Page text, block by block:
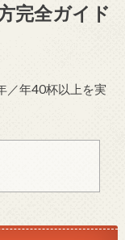
完全ガイド
／年40杯以上を実